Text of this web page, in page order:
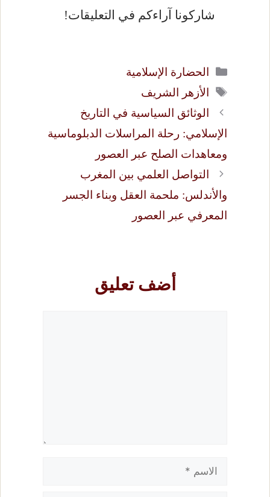
شاركونا آراءكم في التعليقات!
التصنيفات
الحضارة الإسلامية
الوسوم
الأزهر الشريف
الوثائق السياسية في التاريخ
الإسلامي: رحلة المراسلات الدبلوماسية
ومعاهدات الصلح عبر العصور
التواصل العلمي بين المغرب
والأندلس: ملحمة العقل وبناء الجسر
المعرفي عبر العصور
أضف تعليق